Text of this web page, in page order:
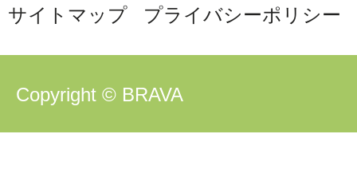
サイトマップ
プライバシーポリシー
Copyright © BRAVA